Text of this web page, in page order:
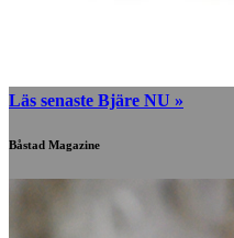
Läs senaste Bjäre NU »
Båstad Magazine